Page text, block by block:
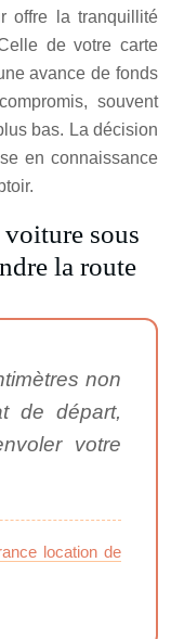
offre la tranquillité
de votre carte
avance de fonds
souvent
bas. La décision
en connaissance
sous
la route
non
de départ,
votre
location de